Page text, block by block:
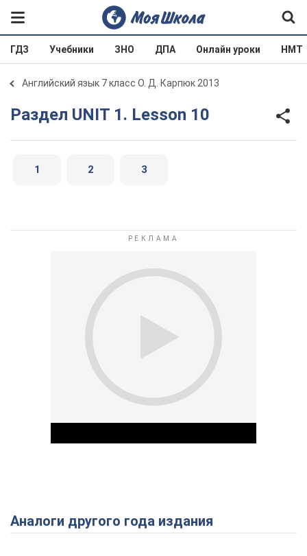
ГДЗ Учебники ЗНО ДПА Онлайн уроки НМТ
Английский язык 7 класс О. Д. Карпюк 2013
Раздел UNIT 1. Lesson 10
1 2 3
Play Video
Аналоги другого года издания